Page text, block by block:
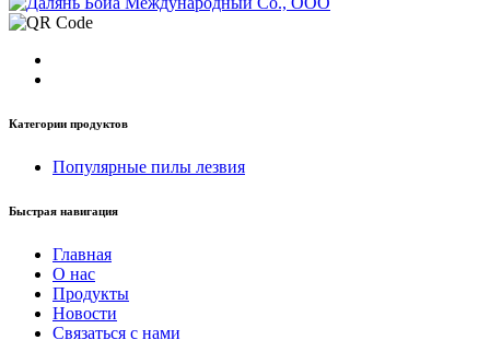
Категории продуктов
Популярные пилы лезвия
Быстрая навигация
Главная
О нас
Продукты
Новости
Связаться с нами